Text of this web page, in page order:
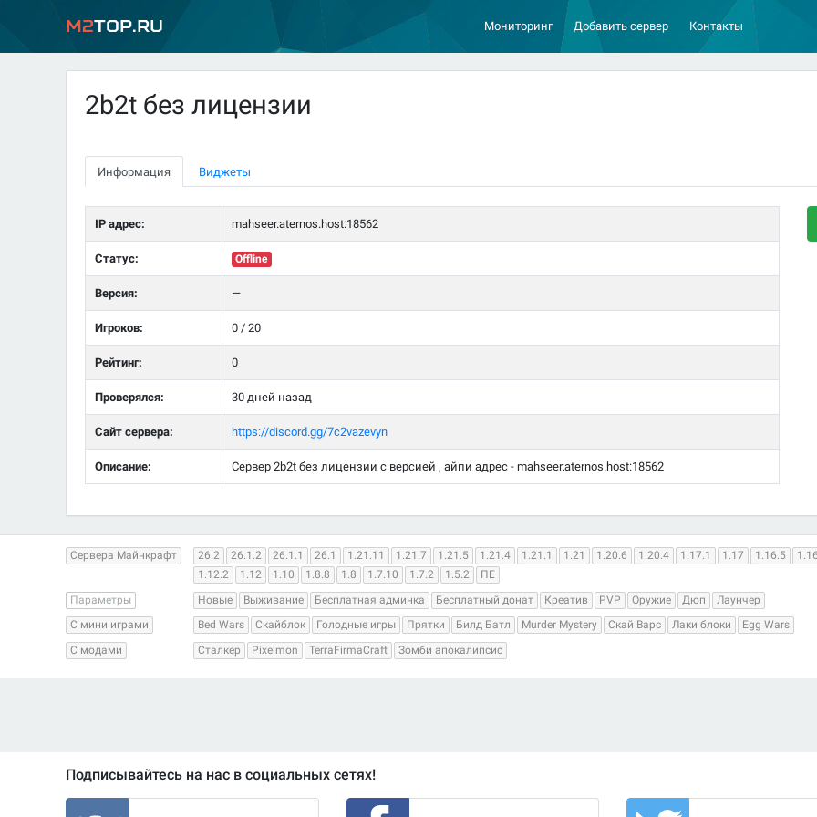
M2Top.ru Мониторинг Добавить сервер Контакты
2b2t без лицензии
Информация Виджеты
IP адрес: mahseer.aternos.host:18562
Статус: Offline
Версия: —
Игроков: 0 / 20
Рейтинг: 0
Проверялся: 30 дней назад
Сайт сервера: https://discord.gg/7c2vazevyn
Описание: Сервер 2b2t без лицензии с версией , айпи адрес - mahseer.aternos.host:18562
Сервера Майнкрафт 26.2 26.1.2 26.1.1 26.1 1.21.11 1.21.7 1.21.5 1.21.4 1.21.1 1.21 1.20.6 1.20.4 1.17.1 1.17 1.16.5
1.12.2
1.12 1.10 1.8.8 1.8 1.7.10 1.7.2 1.5.2
ПЕ
Параметры
Новые Выживание Бесплатная админка Бесплатный донат Креатив PVP Оружие Дюп
Лаунчер
С мини играми
Bed Wars Скайблок Голодные игры Прятки Билд Батл Murder Mystery Скай Варс Лаки блоки
Egg Wars
С модами
Сталкер Pixelmon TerraFirmaCraft Зомби апокалипсис
Подписывайтесь на нас в социальных сетях!